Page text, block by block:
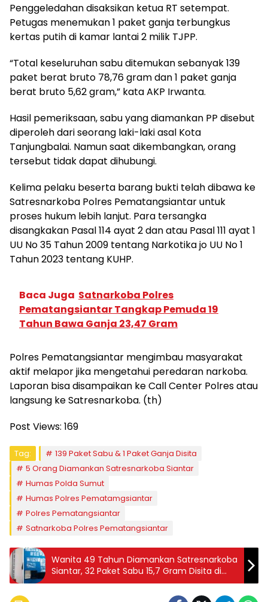
Penggeledahan disaksikan ketua RT setempat.
Petugas menemukan 1 paket ganja terbungkus
kertas putih di kamar lantai 2 milik TJPP.
“Total keseluruhan sabu ditemukan sebanyak 139
paket berat bruto 78,76 gram dan 1 paket ganja
berat bruto 5,62 gram,” kata AKP Irwanta.
Hasil pemeriksaan, sabu yang diamankan PP disebut
diperoleh dari seorang laki-laki asal Kota
Tanjungbalai. Namun saat dikembangkan, orang
tersebut tidak dapat dihubungi.
Kelima pelaku beserta barang bukti telah dibawa ke
Satresnarkoba Polres Pematangsiantar untuk
proses hukum lebih lanjut. Para tersangka
disangkakan Pasal 114 ayat 2 dan atau Pasal 111 ayat 1
UU No 35 Tahun 2009 tentang Narkotika jo UU No 1
Tahun 2023 tentang KUHP.
Baca Juga Satnarkoba Polres
Pematangsiantar Tangkap Pemuda 19
Tahun Bawa Ganja 23,47 Gram
Polres Pematangsiantar mengimbau masyarakat
aktif melapor jika mengetahui peredaran narkoba.
Laporan bisa disampaikan ke Call Center Polres atau
langsung ke Satresnarkoba. (th)
Post Views: 169
Tag:
139 Paket Sabu & 1 Paket Ganja Disita
5 Orang Diamankan Satresnarkoba Siantar
Humas Polda Sumut
Humas Polres Pematamgsiantar
Polres Pematangsiantar
Satnarkoba Polres Pematangsiantar
Wanita 49 Tahun Diamankan Satresnarkoba
Siantar, 32 Paket Sabu 15,7 Gram Disita di
Warung Kopi